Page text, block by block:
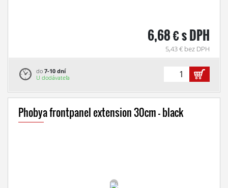
6,68 € s DPH
5,43 € bez DPH
do 7-10 dní
U dodávateľa
Phobya frontpanel extension 30cm - black